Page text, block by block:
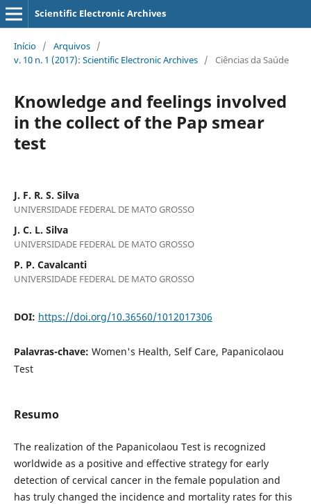
Scientific Electronic Archives
Início / Arquivos /
v. 10 n. 1 (2017): Scientific Electronic Archives / Ciências da Saúde
Knowledge and feelings involved
in the collect of the Pap smear
test
J. F. R. S. Silva
UNIVERSIDADE FEDERAL DE MATO GROSSO
J. C. L. Silva
UNIVERSIDADE FEDERAL DE MATO GROSSO
P. P. Cavalcanti
UNIVERSIDADE FEDERAL DE MATO GROSSO
DOI: https://doi.org/10.36560/1012017306
Palavras-chave: Women's Health, Self Care, Papanicolaou
Test
Resumo
The realization of the Papanicolaou Test is recognized
worldwide as a positive and effective strategy for early
detection of cervical cancer in the female population and
has truly changed the incidence and mortality rates for this